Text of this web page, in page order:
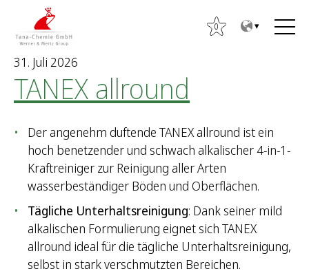
0
31. Juli 2026
TANEX allround
Der angenehm duftende TANEX allround ist ein
hoch benetzender und schwach alkalischer 4-in-1-
Kraftreiniger zur Reinigung aller Arten
wasserbeständiger Böden und Oberflächen.
Tägliche Unterhaltsreinigung: Dank seiner mild
alkalischen Formulierung eignet sich TANEX
allround ideal für die tägliche Unterhaltsreinigung,
selbst in stark verschmutzten Bereichen.